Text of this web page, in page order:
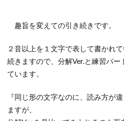
趣旨を変えての引き続きです。
２音以上を１文字で表して書かれ
続きますので、分解Ver.と練習パー
ています。
『同じ形の文字なのに、読み方が
ますが、